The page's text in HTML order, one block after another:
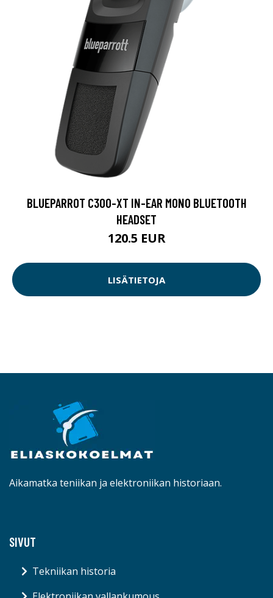
BLUEPARROT C300-XT IN-EAR MONO BLUETOOTH
HEADSET
120.5 EUR
LISÄTIETOJA
Aikamatka teniikan ja elektroniikan historiaan.
SIVUT
Tekniikan historia